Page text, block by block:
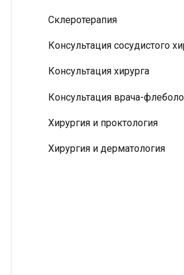
Склеротерапия
Консультация сосудистого
Консультация хирурга
Консультация врача-
Хирургия и проктология
Хирургия и дерматология